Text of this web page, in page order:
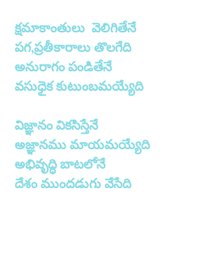
క్షమాకాంతులు  వెలిగితేనే
పగ,ప్రతీకారాలు తొలగేది
అనురాగం పండితేనే
వసుధైక కుటుంబమయ్యేది
విజ్ఞానం వికసిస్తేనే
అజ్ఞానము మాయమయ్యేది
అభివృద్ధి బాటలోనే
దేశం ముందడుగు వేసేది